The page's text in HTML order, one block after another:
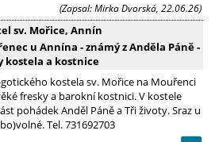
(Zapsal: Mirka Dvorská, 22.06.26)
sv. Mořice, Annín
u Annína - známý z Anděla Páně -
kostela a kostnice
kostela sv. Mořice na Mouřenci
fresky a barokní kostnici. V kostele
pohádek Anděl Páně a Tři životy. Sraz u
Tel. 731692703